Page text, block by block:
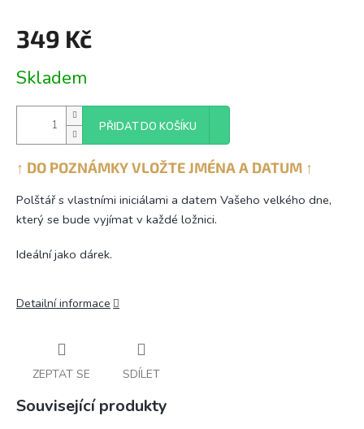
349 Kč
cena:
Skladem
PŘIDAT DO KOŠÍKU
↑ DO POZNÁMKY VLOŽTE JMÉNA A DATUM ↑
Polštář s vlastními iniciálami a datem Vašeho velkého dne,
který se bude vyjímat v každé ložnici.
Ideální jako dárek.
Detailní informace
ZEPTAT SE SDÍLET
Související produkty